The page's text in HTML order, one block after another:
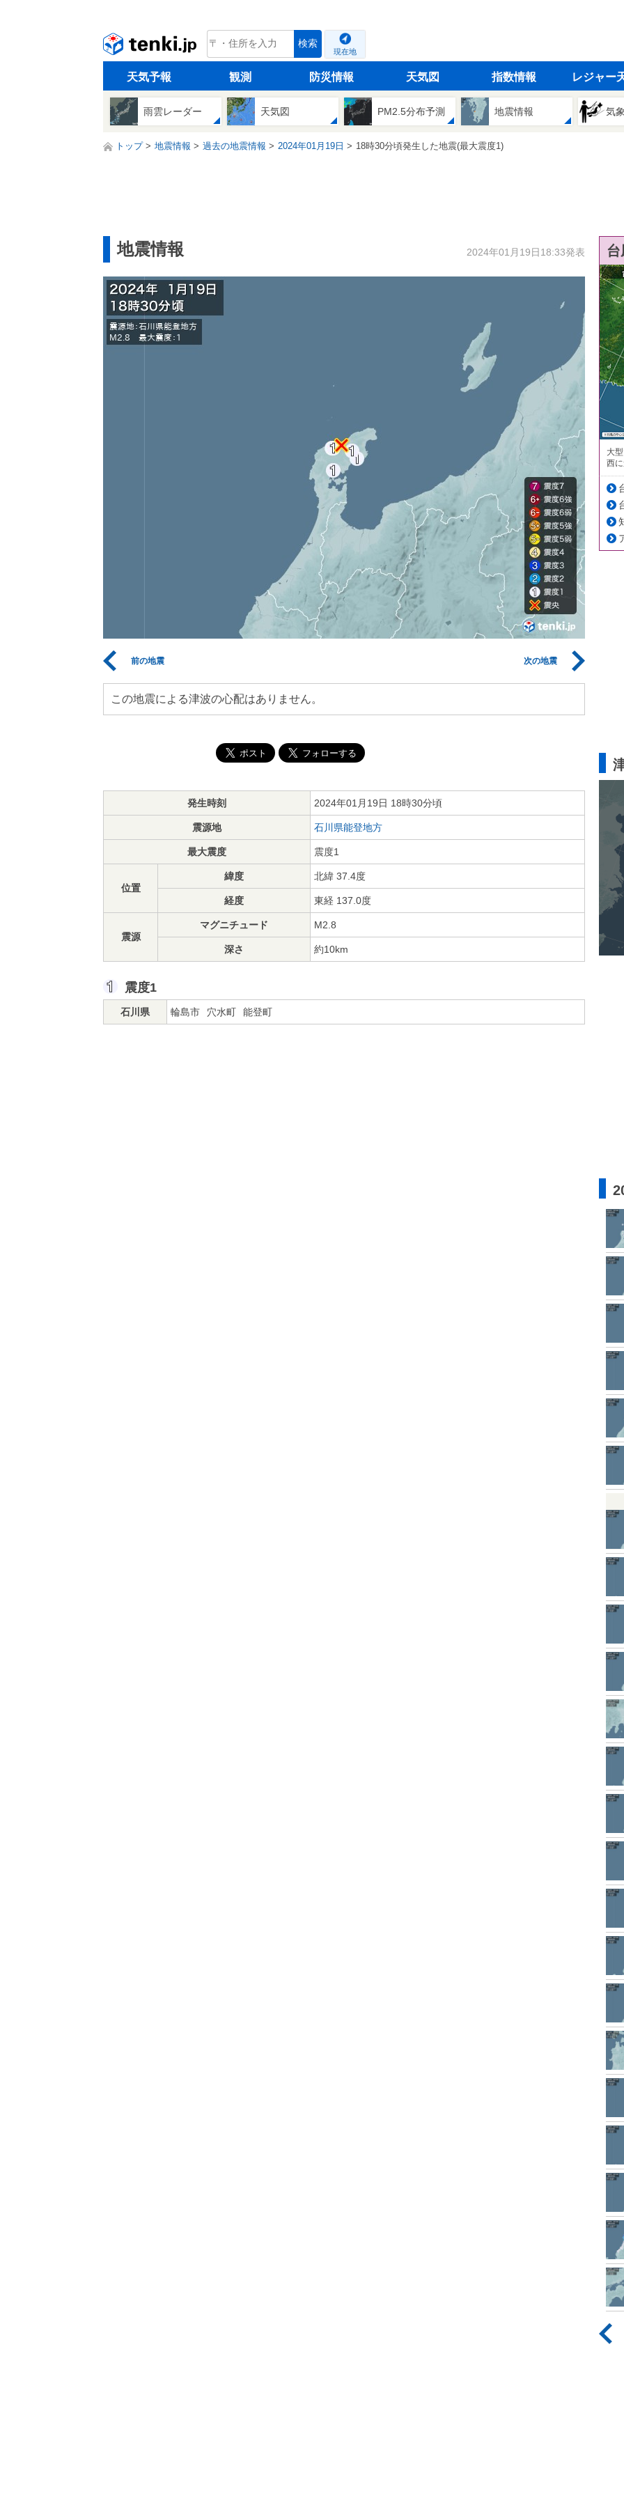
tenki.jp 検索
現在地
天気予報 観測 防災情報 天気図 指数情報 レジャー
雨雲レーダー 天気図 PM2.5分布予測 地震情報 気
トップ 地震情報 過去の地震情報 2024年01月19日 18時30分頃発生した地震(最大震度1)
地震情報 2024年01月19日18:33発表
前の地震 次の地震
この地震による津波の心配はありません。
発生時刻 2024年01月19日 18時30分頃
震源地 石川県能登地方
最大震度 震度1
位置
緯度 北緯 37.4度
経度 東経 137.0度
震源
マグニチュード M2.8
深さ 約10km
震度1
石川県 輪島市 穴水町 能登町
大
西